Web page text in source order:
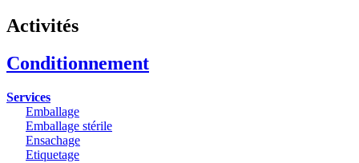
Activités
Conditionnement
Services
Emballage
Emballage stérile
Ensachage
Etiquetage